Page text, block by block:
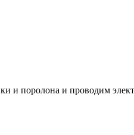
и поролона и проводим